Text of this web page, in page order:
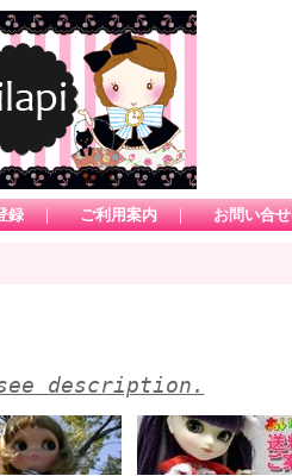
録 ｜ ご利用案内 ｜ お問い合せ
description.